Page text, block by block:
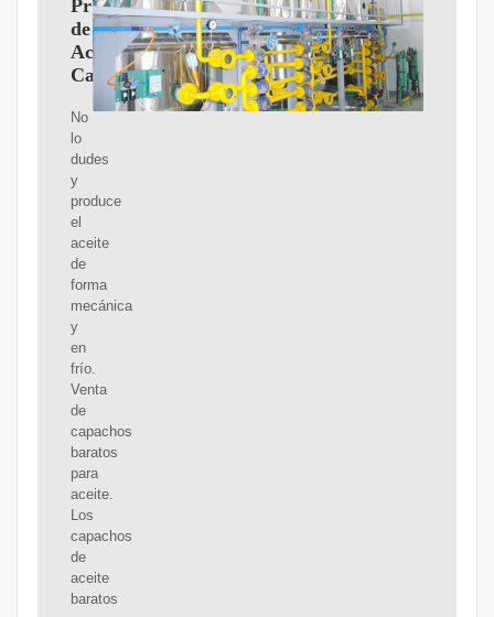
Producción
de
Aceite
Casero
No
lo
dudes
y
produce
el
aceite
de
forma
mecánica
y
en
frío.
Venta
de
capachos
baratos
para
aceite.
Los
capachos
de
aceite
baratos